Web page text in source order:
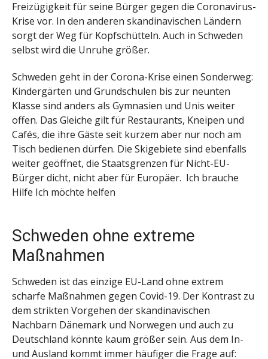
Freizügigkeit für seine Bürger gegen die Coronavirus-
Krise vor. In den anderen skandinavischen Ländern
sorgt der Weg für Kopfschütteln. Auch in Schweden
selbst wird die Unruhe größer.
Schweden geht in der Corona-Krise einen Sonderweg:
Kindergärten und Grundschulen bis zur neunten
Klasse sind anders als Gymnasien und Unis weiter
offen. Das Gleiche gilt für Restaurants, Kneipen und
Cafés, die ihre Gäste seit kurzem aber nur noch am
Tisch bedienen dürfen. Die Skigebiete sind ebenfalls
weiter geöffnet, die Staatsgrenzen für Nicht-EU-
Bürger dicht, nicht aber für Europäer. Ich brauche
Hilfe Ich möchte helfen
Schweden ohne extreme
Maßnahmen
Schweden ist das einzige EU-Land ohne extrem
scharfe Maßnahmen gegen Covid-19. Der Kontrast zu
dem strikten Vorgehen der skandinavischen
Nachbarn Dänemark und Norwegen und auch zu
Deutschland könnte kaum größer sein. Aus dem In-
und Ausland kommt immer häufiger die Frage auf: